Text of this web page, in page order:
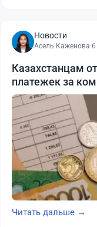
Новости
Асель Каженова·6
Казахстанцам
платежек за
Читать дальше →